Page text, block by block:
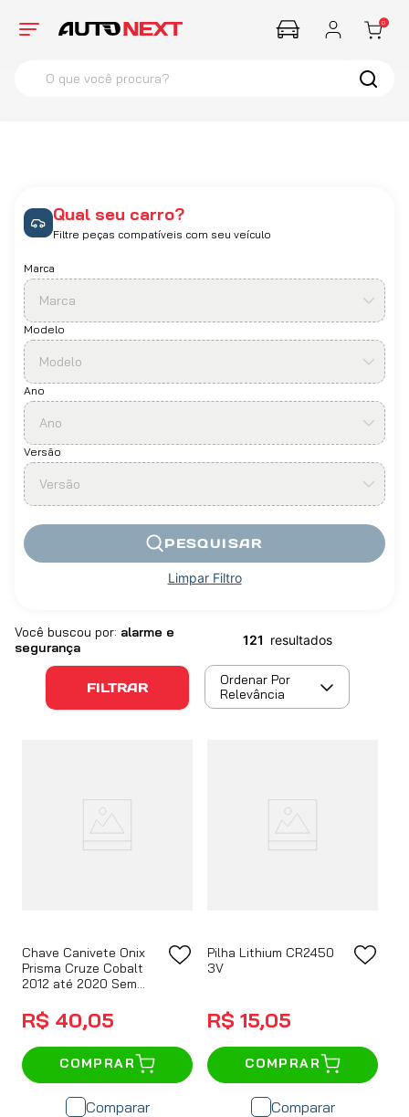
0
4º Hella
Qual seu carro?
Filtre peças compatíveis com seu veículo
Marca
Marca
Modelo
Modelo
Ano
Ano
Versão
Versão
PESQUISAR
Limpar Filtro
alarme e
segurança
121
FILTRAR
Ordenar Por
Relevância
Chave Canivete Onix
Prisma Cruze Cobalt
2012 até 2020 Sem
R$ 40,05
COMPRAR
Comparar
Pilha Lithium CR2450
3V
R$ 15,05
COMPRAR
Comparar